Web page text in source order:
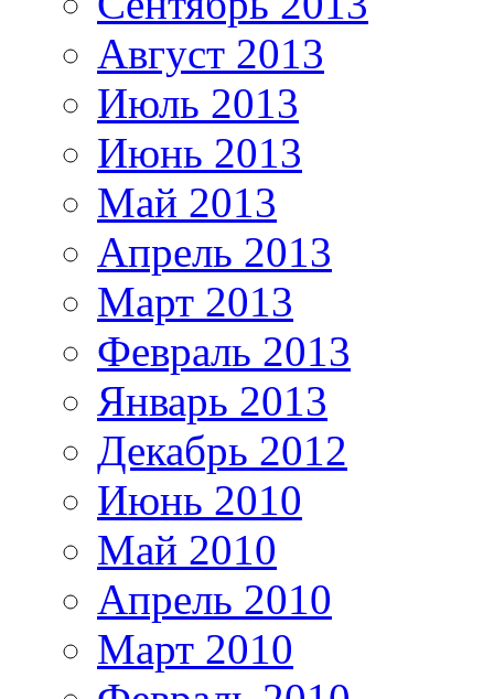
Август 2013
Июль 2013
Июнь 2013
Май 2013
Апрель 2013
Март 2013
Февраль 2013
Январь 2013
Декабрь 2012
Июнь 2010
Май 2010
Апрель 2010
Март 2010